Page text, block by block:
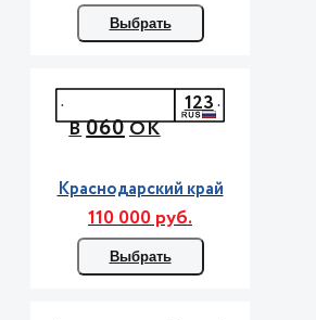
Выбрать
В060ОК
123
Краснодарский край
110 000 руб.
Выбрать